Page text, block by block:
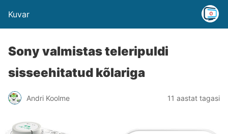
Kuvar
Sony valmistas teleripuldi
sisseehitatud kõlariga
Andri Koolme 11 aastat tagasi